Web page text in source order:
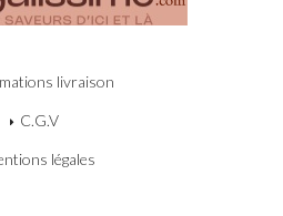
livraison
C.G.V
légales